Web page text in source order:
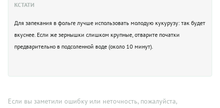
КСТАТИ
Для запекания в фольге лучше использовать молодую кукурузу: так будет
вкуснее. Если же зернышки слишком крупные, отварите початки
предварительно в подсоленной воде (около 10 минут).
Если вы заметили ошибку или неточность, пожалуйста,